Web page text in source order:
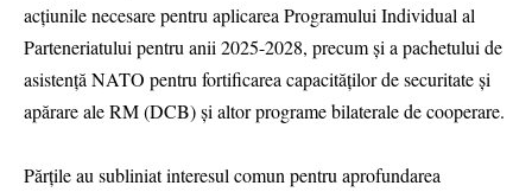
acțiunile necesare pentru aplicarea Programului Individual al
Parteneriatului pentru anii 2025-2028, precum și a pachetului de
asistență NATO pentru fortificarea capacităților de securitate și
apărare ale RM (DCB) și altor programe bilaterale de cooperare.
Părțile au subliniat interesul comun pentru aprofundarea